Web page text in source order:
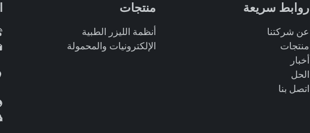
روابط سريعة
عن شركتنا
منتجات
أخبار
الحل
اتصل بنا
منتجات
أنظمة الليزر الطبية
الإلكترونيات والمحمولة